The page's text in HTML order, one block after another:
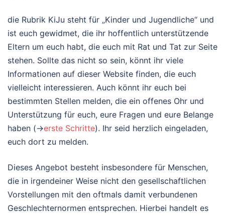
die Rubrik KiJu steht für „Kinder und Jugendliche“ und
ist euch gewidmet, die ihr hoffentlich unterstützende
Eltern um euch habt, die euch mit Rat und Tat zur Seite
stehen. Sollte das nicht so sein, könnt ihr viele
Informationen auf dieser Website finden, die euch
vielleicht interessieren. Auch könnt ihr euch bei
bestimmten Stellen melden, die ein offenes Ohr und
Unterstützung für euch, eure Fragen und eure Belange
haben (→erste Schritte). Ihr seid herzlich eingeladen,
euch dort zu melden.
Dieses Angebot besteht insbesondere für Menschen,
die in irgendeiner Weise nicht den gesellschaftlichen
Vorstellungen mit den oftmals damit verbundenen
Geschlechternormen entsprechen. Hierbei handelt es